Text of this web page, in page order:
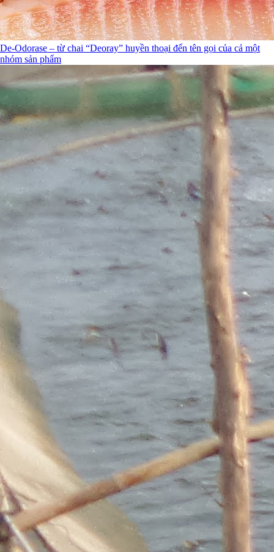
De-Odorase – từ chai “Deoray” huyền thoại đến tên gọi của cả một
nhóm sản phẩm